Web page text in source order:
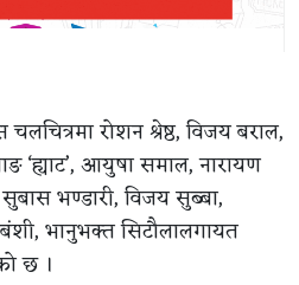
चलचित्रमा रोशन श्रेष्ठ, विजय बराल,
‘ह्याट’, आयुषा समाल, नारायण
सुबास भण्डारी, विजय सुब्बा,
भानुभक्त सिटौलालगायत
छ ।